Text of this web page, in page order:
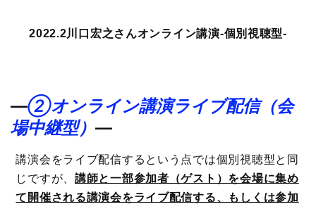
2022.2川口宏之さんオンライン講演-個別視聴型-
―②オンライン講演ライブ配信（会
場中継型） ―
講演会をライブ配信するという点では個別視聴型と同
じですが、講師と一部参加者（ゲスト）を会場に集め
て開催される講演会をライブ配信する、もしくは参加